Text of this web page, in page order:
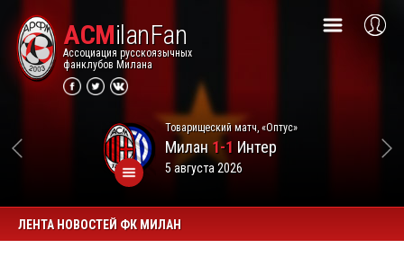
ACMilanFan
Ассоциация русскоязычных
фанклубов Милана
Товарищеский матч, «Оптус»
Милан1-1 Интер
5 августа 2026
ЛЕНТА НОВОСТЕЙ ФК МИЛАН